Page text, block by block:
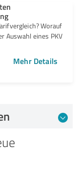
Worauf
Auswahl eines PKV
Mehr Details